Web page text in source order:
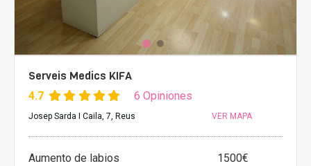
Serveis Medics KIFA
4.7 6 Opiniones
Josep Sarda I Caila, 7, Reus VER MAPA
Aumento de labios
1500€